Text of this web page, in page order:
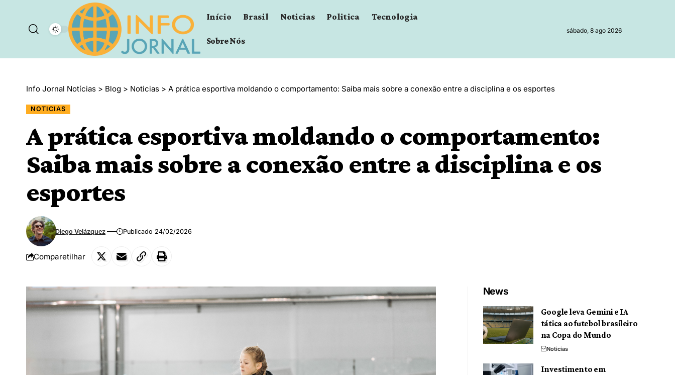
Início Brasil Noticias Politica Tecnologia
Sobre Nós
sábado, 8 ago 2026
Info Jornal Notícias > Blog > Noticias > A prática esportiva moldando o comportamento: Saiba mais sobre a conexão entre a disciplina e os esportes
NOTICIAS
A prática esportiva moldando o comportamento:
Saiba mais sobre a conexão entre a disciplina e os
esportes
Diego Velázquez Publicado 24/02/2026
Comparetilhar
News
Google leva Gemini e IA
tática ao futebol brasileiro
na Copa do Mundo
Noticias
Investimento em